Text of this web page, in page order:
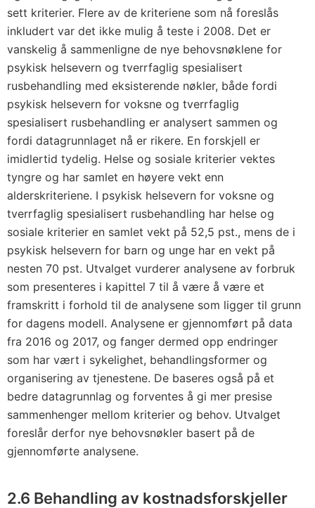
sett kriterier. Flere av de kriteriene som nå foreslås
inkludert var det ikke mulig å teste i 2008. Det er
vanskelig å sammenligne de nye behovsnøklene for
psykisk helsevern og tverrfaglig spesialisert
rusbehandling med eksisterende nøkler, både fordi
psykisk helsevern for voksne og tverrfaglig
spesialisert rusbehandling er analysert sammen og
fordi datagrunnlaget nå er rikere. En forskjell er
imidlertid tydelig. Helse og sosiale kriterier vektes
tyngre og har samlet en høyere vekt enn
alderskriteriene. I psykisk helsevern for voksne og
tverrfaglig spesialisert rusbehandling har helse og
sosiale kriterier en samlet vekt på 52,5 pst., mens de i
psykisk helsevern for barn og unge har en vekt på
nesten 70 pst. Utvalget vurderer analysene av forbruk
som presenteres i kapittel 7 til å være å være et
framskritt i forhold til de analysene som ligger til grunn
for dagens modell. Analysene er gjennomført på data
fra 2016 og 2017, og fanger dermed opp endringer
som har vært i sykelighet, behandlingsformer og
organisering av tjenestene. De baseres også på et
bedre datagrunnlag og forventes å gi mer presise
sammenhenger mellom kriterier og behov. Utvalget
foreslår derfor nye behovsnøkler basert på de
gjennomførte analysene.
2.6 Behandling av kostnadsforskjeller